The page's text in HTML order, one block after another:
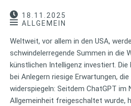
18.11.2025
ALLGEMEIN
Weltweit, vor allem in den USA,
schwindelerregende Summen in die
künstlichen Intelligenz investiert. Die
bei Anlegern riesige Erwartungen,
widerspiegeln: Seitdem ChatGPT im
Allgemeinheit freigeschaltet wurde,